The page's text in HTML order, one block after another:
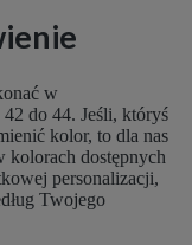
w
do 44. Jeśli, któryś
kolor, to dla nas
kolorach dostępnych
personalizacji,
Twojego